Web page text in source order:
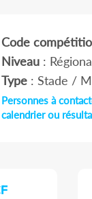
Code
Niveau:
Type: Stade /
Personnes à
calendrier ou